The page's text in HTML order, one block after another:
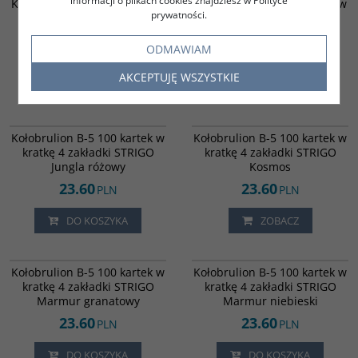
Kołobrulion B-5 100 kartek w
kratkę 4 zakładki STRIGO
Jungla fioletowy
Kołobrulion B-5 100 kartek w
kratkę 4 zakładki STRIGO
Jungla niebieski
Kołobrulion B-5 100 kartek w
kratkę 4 zakładki STRIGO
Jungla różowy
23.60PLN
DO KOSZYKA
Kołobrulion B-5 100 kartek w
kratkę 4 zakładki STRIGO
Kosmos
23.60PLN
ZOBACZ
Kołobrulion B-5 100 kartek w
kratkę 4 zakładki STRIGO
Marmur granatowy
23.60PLN
DO KOSZYKA
Kołobrulion B-5 100 kartek w
kratkę 4 zakładki STRIGO
Marmur niebieski
23.60PLN
DO KOSZYKA
prywatności.
ODMAWIAM
AKCEPTUJĘ WSZYSTKIE